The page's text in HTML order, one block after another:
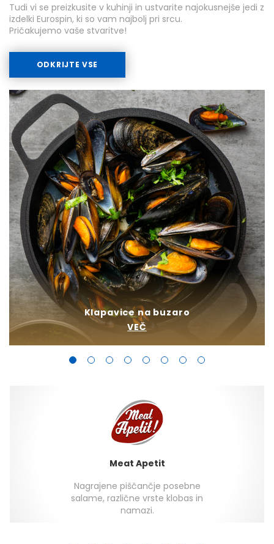
Tudi vi se preizkusite v kuhinji in ustvarite najokusnejše jedi z
izdelki Eurospin, ki so vam najbolj pri srcu.
Pričakujemo vaše stvaritve!
ODKRIJTE VSE
Klapavice na buzaro
VEČ
Meat Apetit
Nagrajene piščančje posebne
salame, različne vrste klobas in
namazi.